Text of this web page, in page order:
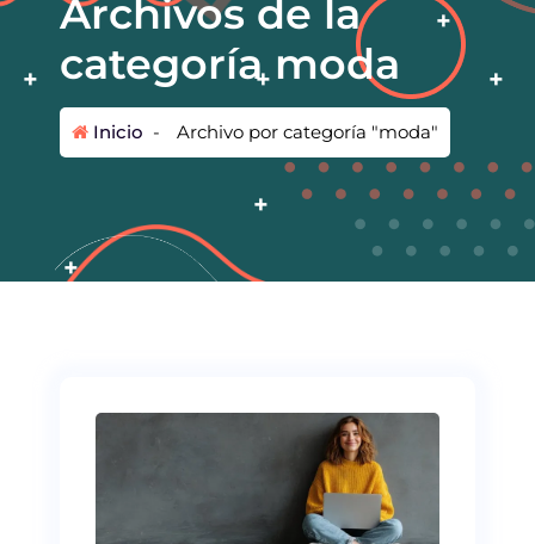
Archivos de la
categoría moda
Inicio - Archivo por categoría "moda"